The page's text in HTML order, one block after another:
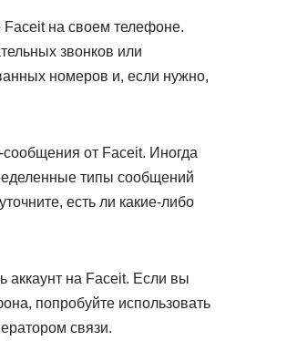
на своем телефоне.
звонков или
номеров и, если нужно,
от Faceit. Иногда
типы сообщений
есть ли какие-либо
аккаунт на Faceit. Если вы
попробуйте использовать
связи.